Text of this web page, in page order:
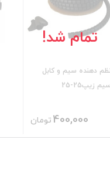
تمام شد!
دهنده سیم و کابل
سیم زیپ25-25
400,000 تومان